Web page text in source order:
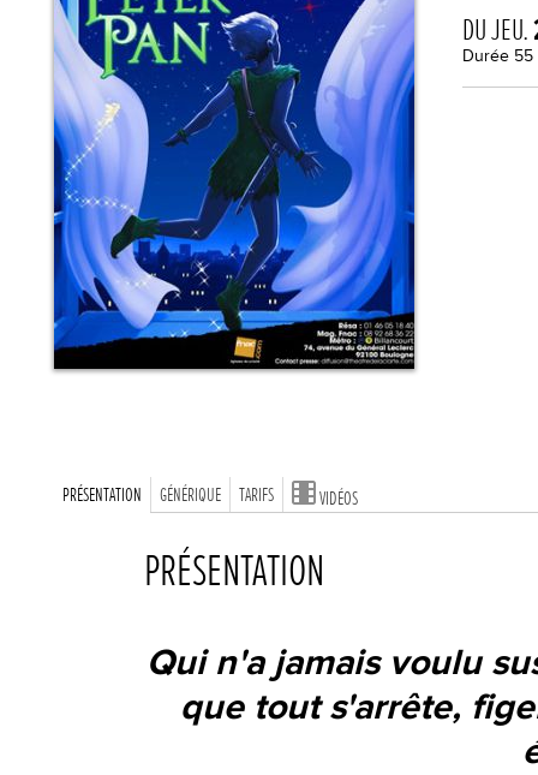
DU JEU.
Durée 55
PRÉSENTATION GÉNÉRIQUE TARIFS VIDÉOS
PRÉSENTATION
Qui n'a jamais voulu
que tout s'arrête,